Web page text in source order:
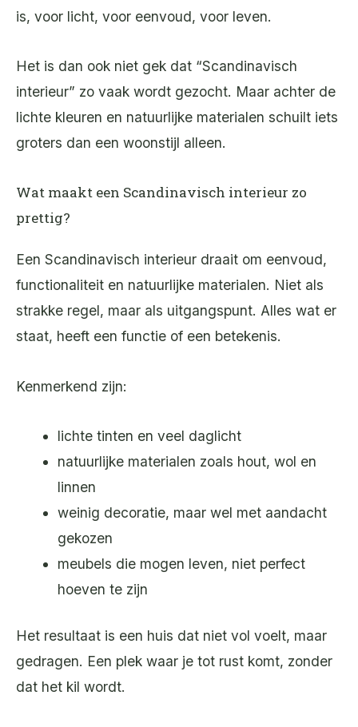
is, voor licht, voor eenvoud, voor leven.
Het is dan ook niet gek dat “Scandinavisch
interieur” zo vaak wordt gezocht. Maar achter de
lichte kleuren en natuurlijke materialen schuilt iets
groters dan een woonstijl alleen.
Wat maakt een Scandinavisch interieur zo
prettig?
Een Scandinavisch interieur draait om eenvoud,
functionaliteit en natuurlijke materialen. Niet als
strakke regel, maar als uitgangspunt. Alles wat er
staat, heeft een functie of een betekenis.
Kenmerkend zijn:
lichte tinten en veel daglicht
natuurlijke materialen zoals hout, wol en
linnen
weinig decoratie, maar wel met aandacht
gekozen
meubels die mogen leven, niet perfect
hoeven te zijn
Het resultaat is een huis dat niet vol voelt, maar
gedragen. Een plek waar je tot rust komt, zonder
dat het kil wordt.